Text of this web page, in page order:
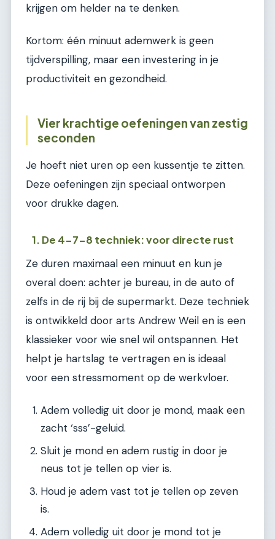
krijgen om helder na te denken.
Kortom: één minuut ademwerk is geen
tijdverspilling, maar een investering in je
productiviteit en gezondheid.
Vier krachtige oefeningen van zestig
seconden
Je hoeft niet uren op een kussentje te zitten.
Deze oefeningen zijn speciaal ontworpen
voor drukke dagen.
1. De 4-7-8 techniek: voor directe rust
Ze duren maximaal een minuut en kun je
overal doen: achter je bureau, in de auto of
zelfs in de rij bij de supermarkt. Deze techniek
is ontwikkeld door arts Andrew Weil en is een
klassieker voor wie snel wil ontspannen. Het
helpt je hartslag te vertragen en is ideaal
voor een stressmoment op de werkvloer.
Adem volledig uit door je mond, maak een
zacht ‘sss’-geluid.
Sluit je mond en adem rustig in door je
neus tot je tellen op vier is.
Houd je adem vast tot je tellen op zeven
is.
Adem volledig uit door je mond tot je